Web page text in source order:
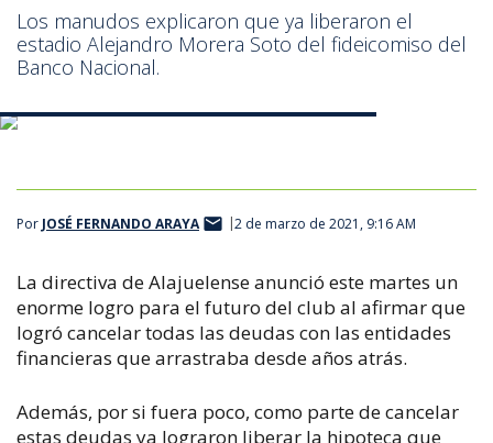
Los manudos explicaron que ya liberaron el
estadio Alejandro Morera Soto del fideicomiso del
Banco Nacional.
Por JOSÉ FERNANDO ARAYA 2 de marzo de 2021, 9:16 AM
La directiva de Alajuelense anunció este martes un
enorme logro para el futuro del club al afirmar que
logró cancelar todas las deudas con las entidades
financieras que arrastraba desde años atrás.
Además, por si fuera poco, como parte de cancelar
estas deudas ya lograron liberar la hipoteca que